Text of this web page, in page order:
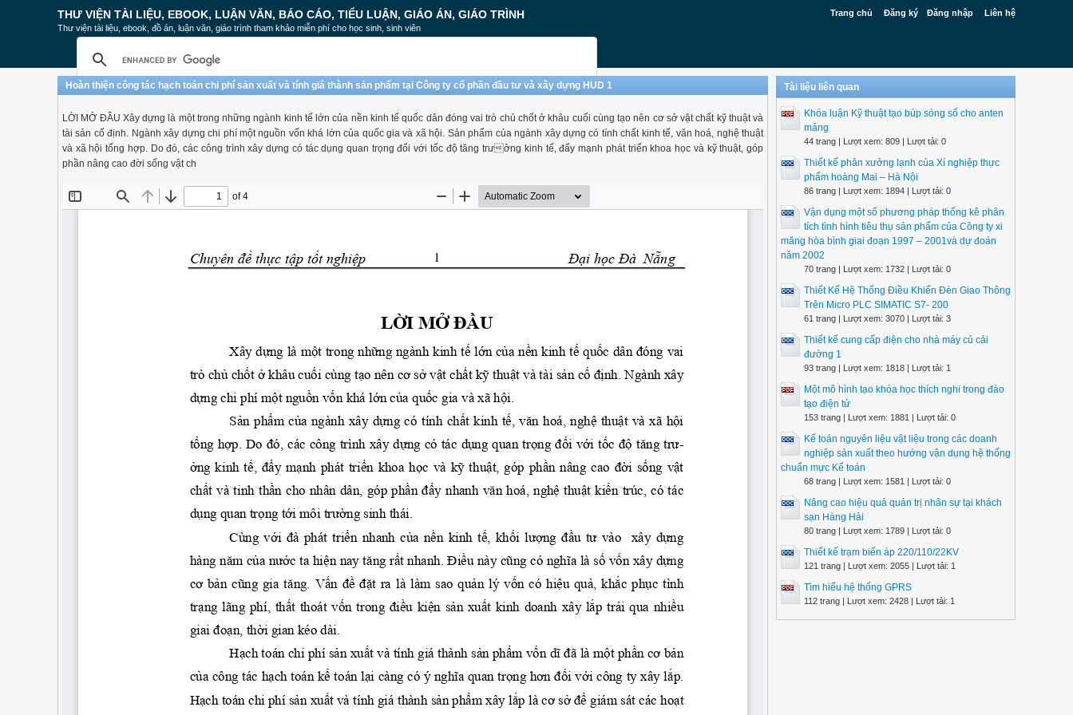
Trang chủ Đăng ký Đăng nhập Liên hệ
THƯ VIỆN TÀI LIỆU, EBOOK, LUẬN VĂN, BÁO CÁO, TIỂU LUẬN, GIÁO ÁN, GIÁO TRÌNH
Thư viện tài liệu, ebook, đồ án, luận văn, giáo trình tham khảo miễn phí cho học sinh, sinh viên
Hoàn thiện công tác hạch toán chi phí sản xuất và tính giá thành sản phẩm tại Công ty cổ phần đầu tư và xây dựng HUD 1
LỜI MỞ ĐẦU Xây dựng là một trong những ngành kinh tế lớn của nền kinh tế quốc dân đóng vai trò chủ chốt ở khâu cuối cùng tạo nên cơ sở vật chất kỹ thuật và
tài sản cố định. Ngành xây dựng chi phí một nguồn vốn khá lớn của quốc gia và xã hội. Sản phẩm của ngành xây dựng có tính chất kinh tế, văn hoá, nghệ thuật
và xã hội tổng hợp. Do đó, các công trình xây dựng có tác dụng quan trọng đối với tốc độ tăng trưởng kinh tế, đẩy mạnh phát triển khoa học và kỹ thuật, góp
phần nâng cao đời sống vật ch
Tài liệu liên quan
Khóa luận Kỹ thuật tạo búp sóng số cho anten
mảng
44 trang | Lượt xem: 809 | Lượt tải: 0
Thiết kế phân xưởng lạnh của Xí nghiệp thực
phẩm hoàng Mai – Hà Nội
86 trang | Lượt xem: 1894 | Lượt tải: 0
Vận dụng một số phương pháp thống kê phân
tích tình hình tiêu thụ sản phẩm của Công ty xi
măng hòa bình giai đoạn 1997 – 2001và dự đoán
năm 2002
70 trang | Lượt xem: 1732 | Lượt tải: 0
Thiết Kế Hệ Thống Điều Khiển Đèn Giao Thông
Trên Micro PLC SIMATIC S7- 200
61 trang | Lượt xem: 3070 | Lượt tải: 3
Thiết kế cung cấp điện cho nhà máy củ cải
đường 1
93 trang | Lượt xem: 1818 | Lượt tải: 1
Một mô hình tạo khóa học thích nghi trong đào
tạo điện tử
153 trang | Lượt xem: 1881 | Lượt tải: 0
Kế toán nguyên liệu vật liệu trong các doanh
nghiệp sản xuất theo hướng vận dụng hệ thống
chuẩn mực Kế toán
68 trang | Lượt xem: 1581 | Lượt tải: 0
Nâng cao hiệu quả quản trị nhân sự tại khách
sạn Hàng Hải
80 trang | Lượt xem: 1789 | Lượt tải: 0
Thiết kế trạm biến áp 220/110/22KV
121 trang | Lượt xem: 2055 | Lượt tải: 1
Tìm hiểu hệ thống GPRS
112 trang | Lượt xem: 2428 | Lượt tải: 1